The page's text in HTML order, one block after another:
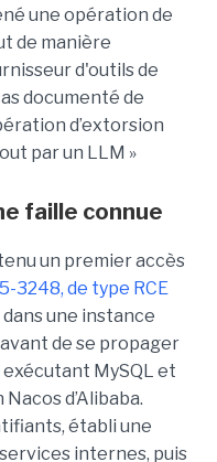
une opération de
de manière
d'outils de
documenté de
d’extorsion
par un LLM »
faille connue
un premier accès
3248, de type RCE
une instance
de se propager
MySQL et
d’Alibaba.
établi une
internes, puis